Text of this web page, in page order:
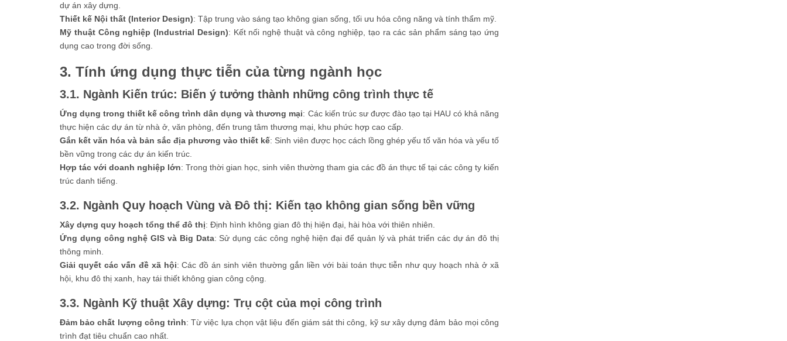
dự án xây dựng.
Thiết kế Nội thất (Interior Design): Tập trung vào sáng tạo không gian sống, tối ưu hóa công năng và tính thẩm mỹ.
Mỹ thuật Công nghiệp (Industrial Design): Kết nối nghệ thuật và công nghiệp, tạo ra các sản phẩm sáng tạo ứng
dụng cao trong đời sống.
3. Tính ứng dụng thực tiễn của từng ngành học
3.1. Ngành Kiến trúc: Biến ý tưởng thành những công trình thực tế
Ứng dụng trong thiết kế công trình dân dụng và thương mại: Các kiến trúc sư được đào tạo tại HAU có khả năng
thực hiện các dự án từ nhà ở, văn phòng, đến trung tâm thương mại, khu phức hợp cao cấp.
Gắn kết văn hóa và bản sắc địa phương vào thiết kế: Sinh viên được học cách lồng ghép yếu tố văn hóa và yếu tố
bền vững trong các dự án kiến trúc.
Hợp tác với doanh nghiệp lớn: Trong thời gian học, sinh viên thường tham gia các đồ án thực tế tại các công ty kiến
trúc danh tiếng.
3.2. Ngành Quy hoạch Vùng và Đô thị: Kiến tạo không gian sống bền vững
Xây dựng quy hoạch tổng thể đô thị: Định hình không gian đô thị hiện đại, hài hòa với thiên nhiên.
Ứng dụng công nghệ GIS và Big Data: Sử dụng các công nghệ hiện đại để quản lý và phát triển các dự án đô thị
thông minh.
Giải quyết các vấn đề xã hội: Các đồ án sinh viên thường gắn liền với bài toán thực tiễn như quy hoạch nhà ở xã
hội, khu đô thị xanh, hay tái thiết không gian công cộng.
3.3. Ngành Kỹ thuật Xây dựng: Trụ cột của mọi công trình
Đảm bảo chất lượng công trình: Từ việc lựa chọn vật liệu đến giám sát thi công, kỹ sư xây dựng đảm bảo mọi công
trình đạt tiêu chuẩn cao nhất.